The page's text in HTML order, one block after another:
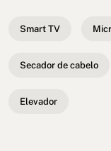
Smart TV
Secador de cabelo
Elevador